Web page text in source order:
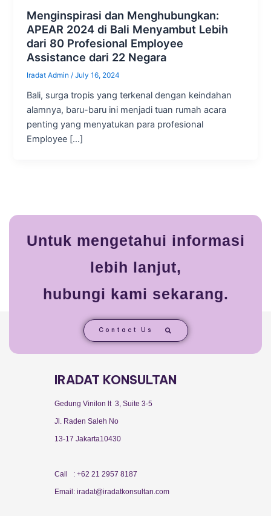
Menginspirasi dan Menghubungkan:
APEAR 2024 di Bali Menyambut Lebih
dari 80 Profesional Employee
Assistance dari 22 Negara
Iradat Admin/July 16, 2024
Bali, surga tropis yang terkenal dengan keindahan
alamnya, baru-baru ini menjadi tuan rumah acara
penting yang menyatukan para profesional
Employee […]
Untuk mengetahui informasi
lebih lanjut,
hubungi kami sekarang.
Contact Us
IRADAT KONSULTAN
Gedung Vinilon lt 3, Suite 3-5
Jl. Raden Saleh No
13-17 Jakarta10430
Call : +62 21 2957 8187
Email: iradat@iradatkonsultan.com